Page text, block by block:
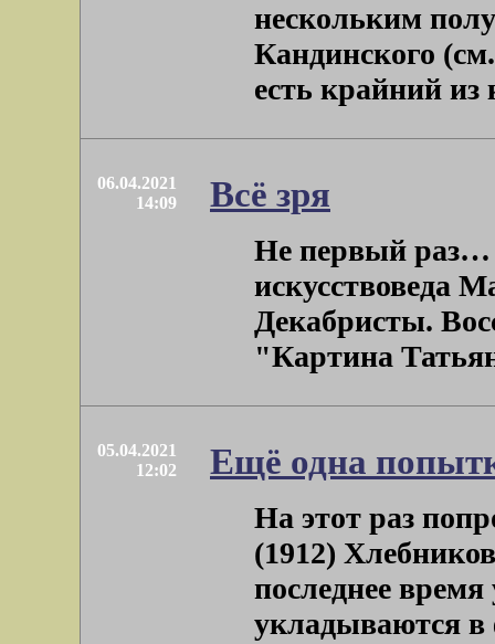
нескольким
Кандинского
есть крайний из
06.04.2021
14:09
Всё зря
Не первый раз…
искусствоведа
Декабристы.
"Картина
05.04.2021
12:02
Ещё одна
На этот раз
(1912)
последнее
укладываются в